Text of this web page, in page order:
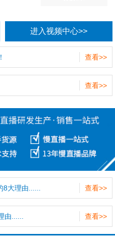
进入视频中心>>
查看>>
查看>>
查看>>
8大理由......
查看>>
由......